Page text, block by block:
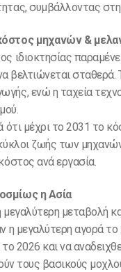
συμβάλλοντας
μηχανών &
ιδιοκτησίας
βελτιώνεται
ενώ η ταχεία
μέχρι το 2031 το
ζωής των
ανά εργασία.
η Ασία
μεταβολή
η μεγαλύτερη αγορά
το 2026 και να
τους βασικούς